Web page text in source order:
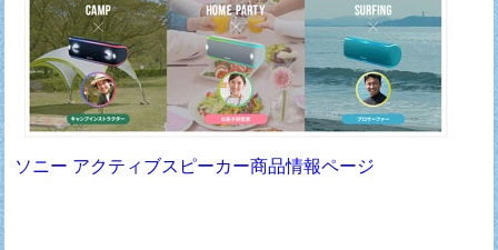
ソニー アクティブスピーカー商品情報ページ